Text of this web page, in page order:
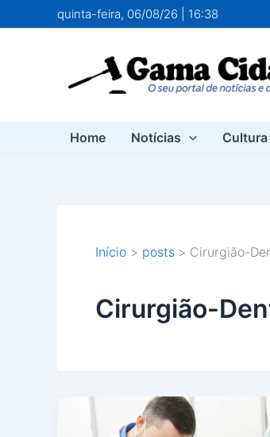
para
quinta-feira, 06/08/26 | 16:38
Home Notícias Cultura
Início posts Cirurgião-
Cirurgião-